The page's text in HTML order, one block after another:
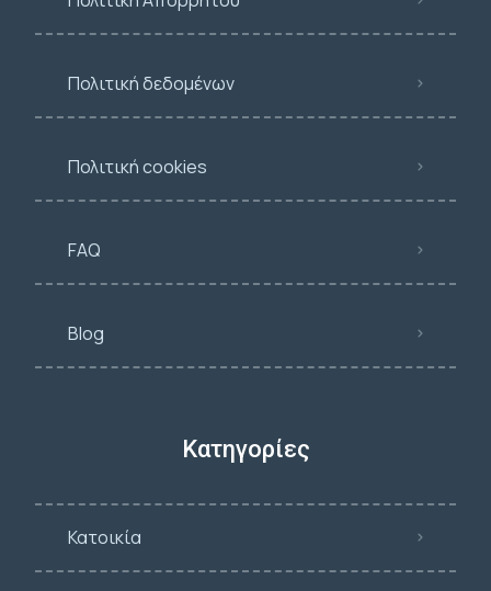
Πολιτική δεδομένων
Πολιτική cookies
FAQ
Blog
Κατηγορίες
Κατοικία